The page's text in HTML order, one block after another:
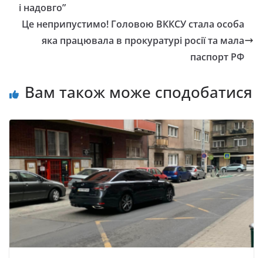
і надовго”
Це неприпустимо! Головою ВККСУ стала особа
яка працювала в прокуратурі росії та мала
паспорт РФ
Вам також може сподобатися